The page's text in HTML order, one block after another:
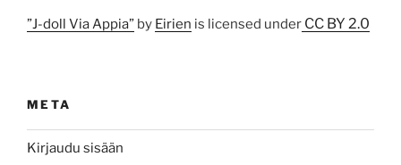
”J-doll Via Appia” by Eirien is licensed under CC BY 2.0
META
Kirjaudu sisään